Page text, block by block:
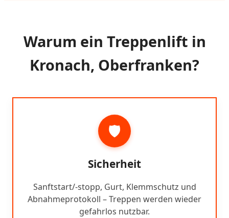
Warum ein Treppenlift in
Kronach, Oberfranken?
🛡️
Sicherheit
Sanftstart/-stopp, Gurt, Klemmschutz und
Abnahmeprotokoll – Treppen werden wieder
gefahrlos nutzbar.